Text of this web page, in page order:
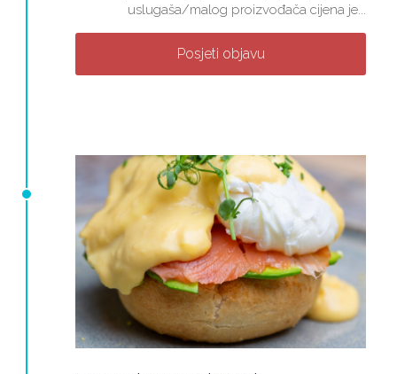
uslugaša/malog proizvođača cijena je...
Posjeti objavu